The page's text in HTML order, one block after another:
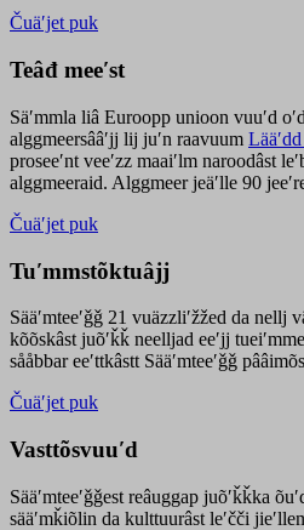
Čuäʹjet puk
Teâđ meeʹst
Säʹmmla liâ Euroopp unioon vuuʹd
alggmeersââʹjj lij juʹn raavuum
proseeʹnt veeʹzz maaiʹlm naroodâst
alggmeeraid. Alggmeer jeäʹlle 90
Čuäʹjet puk
Tuʹmmstõktuâjj
Sääʹmteeʹǧǧ 21 vuäzzliʹžžed da nellj
kõõskâst juõʹǩǩ neelljad eeʹjj
sååbbar eeʹttkâstt Sääʹmteeʹǧǧ
Čuäʹjet puk
Vasttõsvuuʹd
Sääʹmteeʹǧǧest reâuggap juõʹǩǩka
sääʹmǩiõlin da kulttuurâst leʹčči